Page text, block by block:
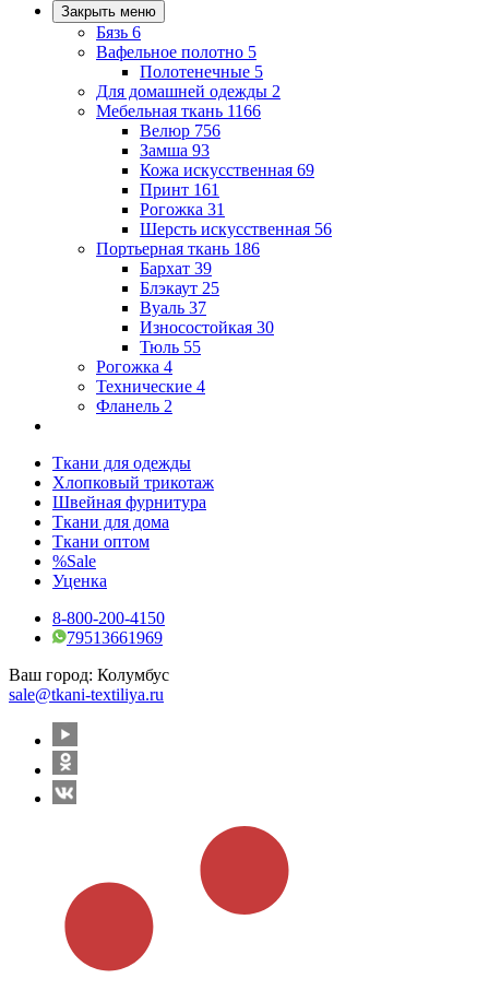
Закрыть меню
Бязь 6
Вафельное полотно 5
Полотенечные 5
Для домашней одежды 2
Мебельная ткань 1166
Велюр 756
Замша 93
Кожа искусственная 69
Принт 161
Рогожка 31
Шерсть искусственная 56
Портьерная ткань 186
Бархат 39
Блэкаут 25
Вуаль 37
Износостойкая 30
Тюль 55
Рогожка 4
Технические 4
Фланель 2
Ткани для одежды
Хлопковый трикотаж
Швейная фурнитура
Ткани для дома
Ткани оптом
%Sale
Уценка
8-800-200-4150
79513661969
Ваш город: Колумбус
sale@tkani-textiliya.ru